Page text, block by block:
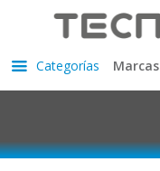
Categorías Marcas